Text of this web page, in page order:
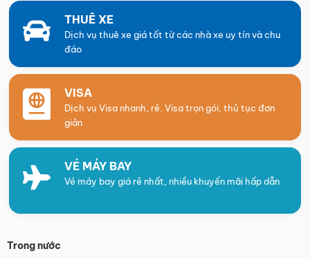
THUÊ XE
Dịch vụ thuê xe giá tốt từ các nhà xe uy tín và chu
đáo
VISA
Dịch vụ Visa nhanh, rẻ. Visa trọn gói, thủ tục đơn
giản
VÉ MÁY BAY
Vé máy bay giá rẻ nhất, nhiều khuyến mãi hấp dẫn
Trong nước